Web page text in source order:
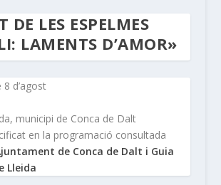
DE LES ESPELMES
LAMENTS D’AMOR»
d’agost
municipi de Conca de Dalt
en la programació consultada
de Conca de Dalt i Guia
Lleida